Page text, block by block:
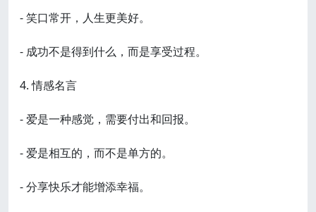
- 笑口常开，人生更美好。
- 成功不是得到什么，而是享受过程。
4. 情感名言
- 爱是一种感觉，需要付出和回报。
- 爱是相互的，而不是单方的。
- 分享快乐才能增添幸福。